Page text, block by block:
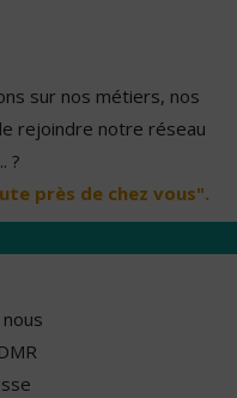
sur nos métiers, nos
rejoindre notre réseau
?
près de chez vous".